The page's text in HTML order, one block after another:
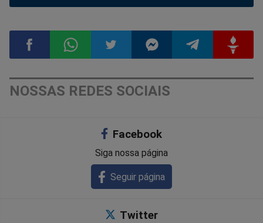
CompartilharCompartilhar
Whatsapp
Compartilhar
Twitter
Compartilhar
Messenger
NOSSAS REDES SOCIAIS
Facebook
Siga nossa página
Seguir página
Twitter